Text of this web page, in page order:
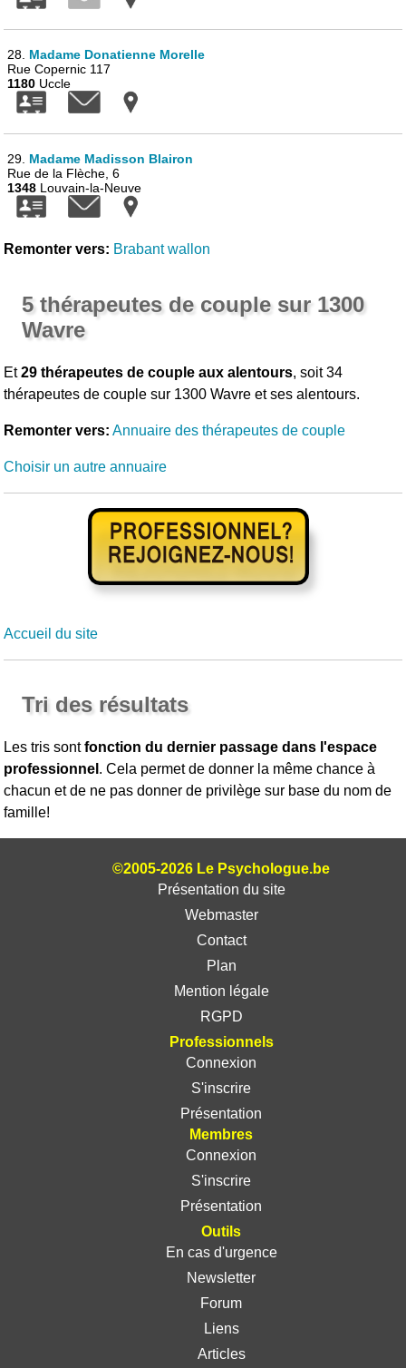
28. Madame Donatienne Morelle
Rue Copernic 117
1180 Uccle
29. Madame Madisson Blairon
Rue de la Flèche, 6
1348 Louvain-la-Neuve
Remonter vers: Brabant wallon
5 thérapeutes de couple sur 1300
Wavre
Et29 thérapeutes de couple aux alentours, soit 34
thérapeutes de couple sur 1300 Wavre et ses alentours.
Remonter vers: Annuaire des thérapeutes de couple
Choisir un autre annuaire
Accueil du site
Tri des résultats
Les tris sontfonction du dernier passage dans l'espace
professionnel . Cela permet de donner la même chance à
chacun et de ne pas donner de privilège sur base du nom de
famille!
©2005-2026 Le Psychologue.be
Présentation du site
Webmaster
Contact
Plan
Mention légale
RGPD
Professionnels
Connexion
S'inscrire
Présentation
Membres
Connexion
S'inscrire
Présentation
Outils
En cas d'urgence
Newsletter
Forum
Liens
Articles